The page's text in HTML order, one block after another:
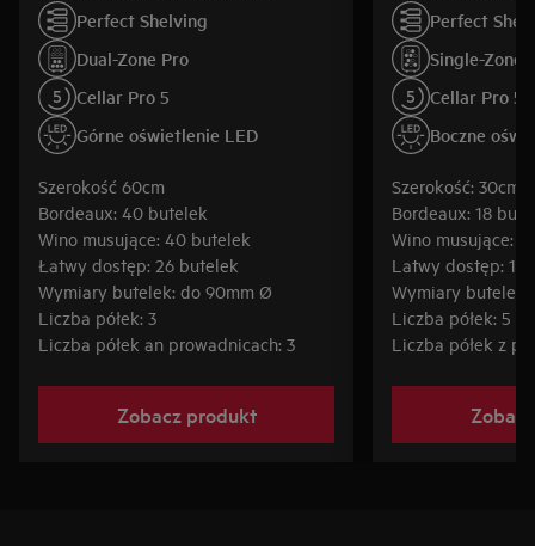
wszystkich gatunków wina, krótko-
lub długoterminowo. Chłodziarka do
wina Single-Zone Pro może być
ustawiona na dowolną temperaturę w
zakresie od 5 do 20C, umożliwiając
ustawienie konkretnych temperatur
ich w temperaturze 12–14C – idealnej
do przechowywania (starzenia)
Twoich win.
Perfect Shelving
Dual-Zone Pro
Cellar Pro 5
Górne oświetlenie LED
Szerokość 60cm
Bordeaux: 40 butelek
Wino musujące: 40 butelek
Łatwy dostęp: 26 butelek
Wymiary butelek: do 90mm Ø
Liczba półek: 3
Liczba półek an prowadnicach: 3
Zobacz produkt
wszystkich
lub
wina Single-Zone
ustawiona na
zakresie od 5 do
ustawienie
ich w
do
Twoich win.
Perfect
Single-Zone
Cellar Pro 5
Boczne
Szerokość: 30cm
Bordeaux: 18
Wino musujące:
Latwy dostęp: 12
Wymiary
Liczba półek: 5
Liczba półek z